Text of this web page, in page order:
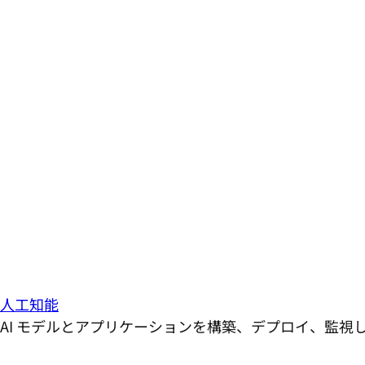
人工知能
AI モデルとアプリケーションを構築、デプロイ、監視